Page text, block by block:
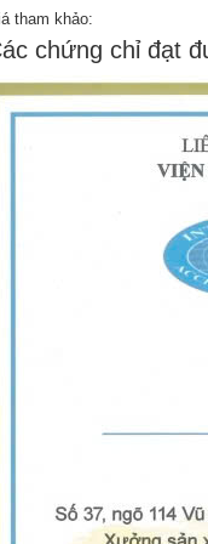
tham khảo:
chứng chỉ đạt